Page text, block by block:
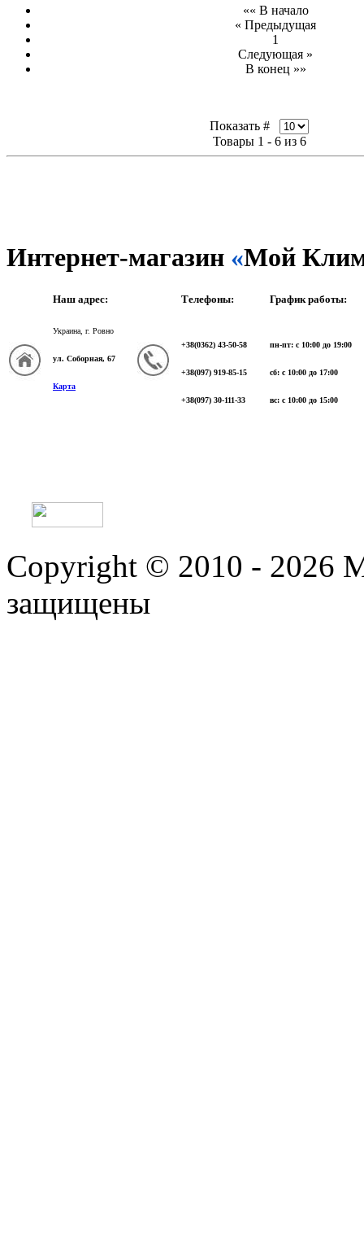
«« В начало
« Предыдущая
1
Следующая »
В конец »»
Показать #
Товары 1 - 6 из 6
Интернет-магазин «Мой
Наш адрес: Телефоны: График работы:
Украина, г. Ровно
ул. Соборная, 67
Карта
+38(0362) 43-50-58
+38(097) 919-85-15
+38(097) 30-111-33
пн-пт: с 10:00 до 19:00
сб: с 10:00 до 17:00
вс: с 10:00 до 15:00
Copyright © 2010 - 2026
защищены